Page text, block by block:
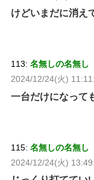
けどいまだに消え
113: 名無しの名無し
2024/12/24(火)
一台だけになって
115: 名無しの名無し
2024/12/24(火)